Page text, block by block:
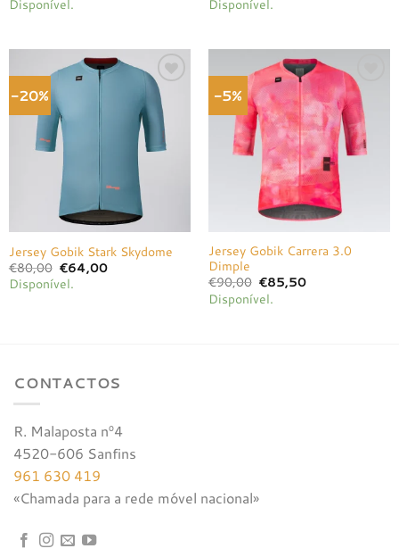
original
Disponível. original
Disponível.
-20%
Adicionar
à lista de
desejos
Jersey Gobik Stark Skydome
€80,00 O
preço
original
€64,00O
Disponível.
-5%
Adicionar
à lista de
desejos
Jersey Gobik Carrera 3.0
Dimple
€90,00 O
preço
original
€85,50O
Disponível.
CONTACTOS
R. Malaposta nº4
4520-606 Sanfins
961 630 419
«Chamada para a rede móvel nacional»